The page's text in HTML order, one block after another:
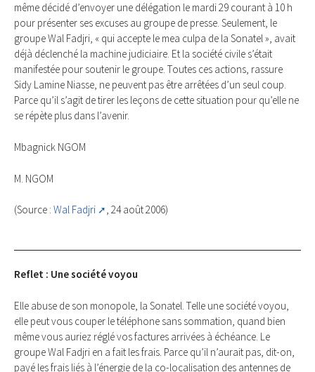
même décidé d’envoyer une délégation le mardi 29 courant à 10 h
pour présenter ses excuses au groupe de presse. Seulement, le
groupe Wal Fadjri, « qui accepte le mea culpa de la Sonatel », avait
déjà déclenché la machine judiciaire. Et la société civile s’était
manifestée pour soutenir le groupe. Toutes ces actions, rassure
Sidy Lamine Niasse, ne peuvent pas être arrêtées d’un seul coup.
Parce qu’il s’agit de tirer les leçons de cette situation pour qu’elle ne
se répète plus dans l’avenir.
Mbagnick NGOM
M. NGOM
(Source : Wal Fadjri , 24 août 2006)
Reflet : Une société voyou
Elle abuse de son monopole, la Sonatel. Telle une société voyou,
elle peut vous couper le téléphone sans sommation, quand bien
même vous auriez réglé vos factures arrivées à échéance. Le
groupe Wal Fadjri en a fait les frais. Parce qu’il n’aurait pas, dit-on,
payé les frais liés à l’énergie de la co-localisation des antennes de